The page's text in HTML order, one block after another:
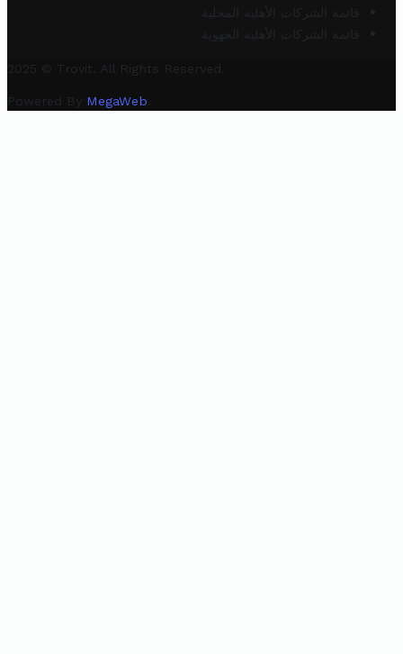
قائمة الشركات الأهلية المحلية
قائمة الشركات الأهلية الجهوية
2025 © Trovit. All Rights Reserved.
Powered By MegaWeb